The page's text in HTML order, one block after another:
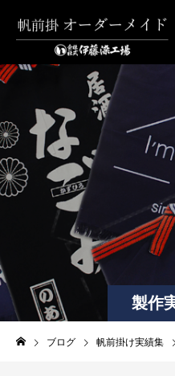
製作
ブログ 帆前掛け実績集